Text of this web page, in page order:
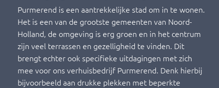
Purmerend is een aantrekkelijke stad om in te wonen.
Het is een van de grootste gemeenten van Noord-
Holland, de omgeving is erg groen en in het centrum
zijn veel terrassen en gezelligheid te vinden. Dit
brengt echter ook specifieke uitdagingen met zich
mee voor ons verhuisbedrijf Purmerend. Denk hierbij
bijvoorbeeld aan drukke plekken met beperkte